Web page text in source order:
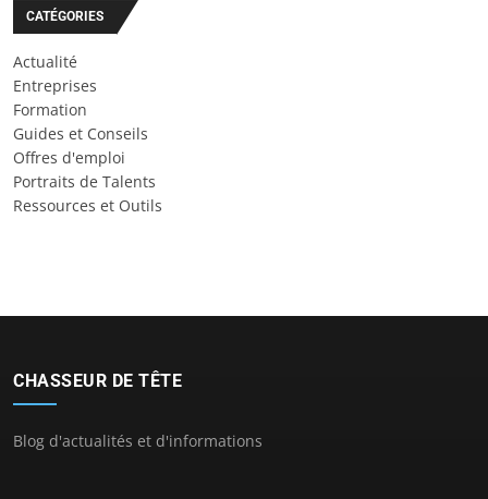
CATÉGORIES
Actualité
Entreprises
Formation
Guides et Conseils
Offres d'emploi
Portraits de Talents
Ressources et Outils
CHASSEUR DE TÊTE
Blog d'actualités et d'informations